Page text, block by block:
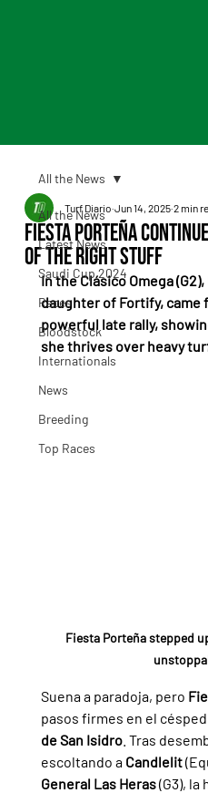
All the News
Latest News
Saudi Cup 2024
Races
Bloodstock
Internationals
News
Breeding
Top Races
All the News
Fiesta Porteña
of the right stuff
Turf Diario Jun 14, 2025 2 min
In the Clásico Omega
daughter of Fortify,
powerful late rally,
she thrives over heavy
Fiesta Porteña stepped
Suena a paradoja, pero
pasos firmes en el
de San Isidro. Tras
escoltando a Candlelit
General Las Heras (G3),